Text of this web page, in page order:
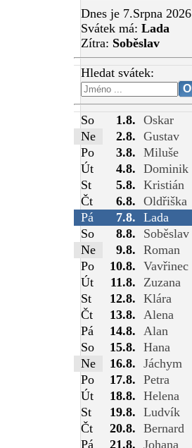
Dnes je 7.Srpna 2026
Svátek má: Lada
Zítra: Soběslav
Hledat svátek:
So 1.8. Oskar
Ne
2.8. Gustav
Po
3.8. Miluše
Út
4.8. Dominik
St
5.8. Kristián
Čt
6.8. Oldřiška
Pá
7.8. Lada
So
8.8.
Soběslav
Ne
9.8. Roman
Po
10.8. Vavřinec
Út
11.8.
Zuzana
St
12.8. Klára
Čt
13.8.
Alena
Pá
14.8.
Alan
So
15.8. Hana
Ne
16.8. Jáchym
Po
17.8. Petra
Út
18.8. Helena
St
19.8. Ludvík
Čt
20.8. Bernard
Pá
21.8. Johana